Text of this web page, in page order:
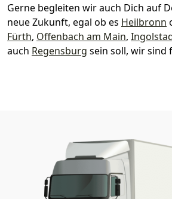
Gerne begleiten wir auch Dich auf
neue Zukunft, egal ob es Heilbronn
Fürth, Offenbach am Main,
auch Regensburg sein soll, wir sind